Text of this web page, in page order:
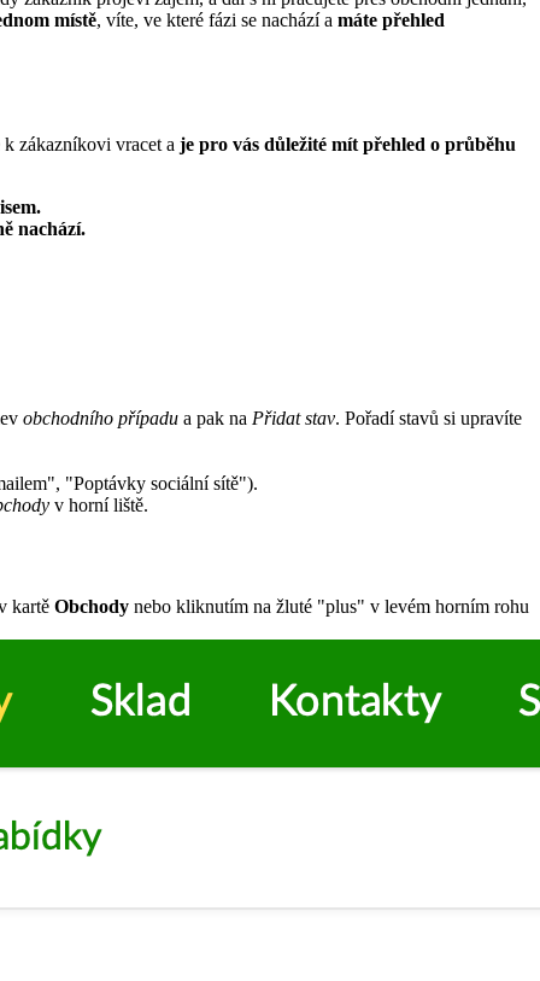
místě, víte, ve které fázi se nachází a máte přehled
zákazníkovi vracet a je pro vás důležité mít přehled o průběhu
nachází.
obchodního případu a pak na Přidat stav. Pořadí stavů si upravíte
"Poptávky sociální sítě").
v horní liště.
kartě Obchody nebo kliknutím na žluté "plus" v levém horním rohu